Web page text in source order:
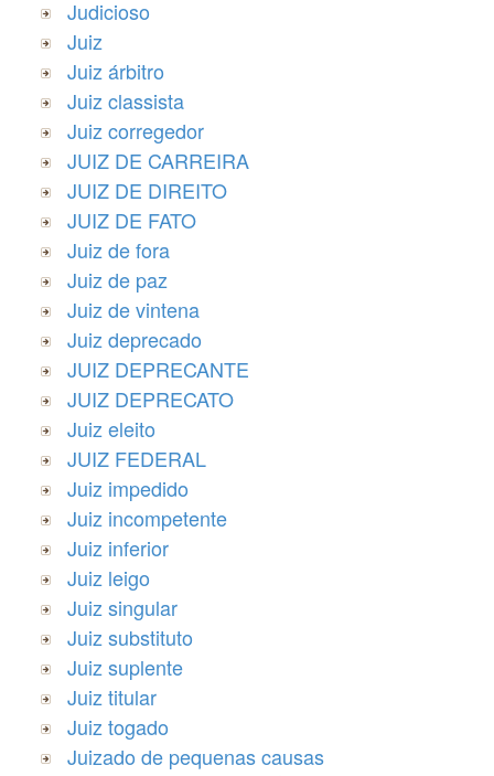
Judicioso
Juiz
Juiz árbitro
Juiz classista
Juiz corregedor
JUIZ DE CARREIRA
JUIZ DE DIREITO
JUIZ DE FATO
Juiz de fora
Juiz de paz
Juiz de vintena
Juiz deprecado
JUIZ DEPRECANTE
JUIZ DEPRECATO
Juiz eleito
JUIZ FEDERAL
Juiz impedido
Juiz incompetente
Juiz inferior
Juiz leigo
Juiz singular
Juiz substituto
Juiz suplente
Juiz titular
Juiz togado
Juizado de pequenas causas